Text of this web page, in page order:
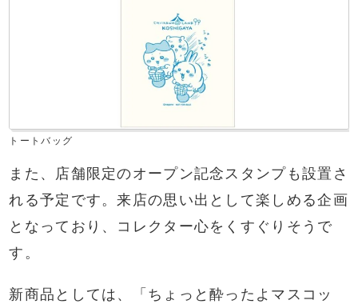
トートバッグ
また、店舗限定のオープン記念スタンプも設置さ
れる予定です。来店の思い出として楽しめる企画
となっており、コレクター心をくすぐりそうで
す。
新商品としては、「ちょっと酔ったよマスコッ